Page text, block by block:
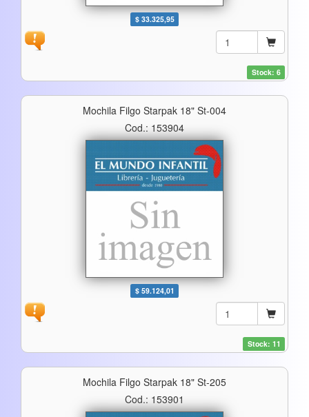
$ 33.325,95
Stock: 6
Mochila Filgo Starpak 18" St-004
Cod.: 153904
$ 59.124,01
Stock: 11
Mochila Filgo Starpak 18" St-205
Cod.: 153901